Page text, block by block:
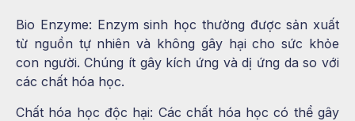
Bio Enzyme: Enzym sinh học thường được sản xuất
từ nguồn tự nhiên và không gây hại cho sức khỏe
con người. Chúng ít gây kích ứng và dị ứng da so với
các chất hóa học.
Chất hóa học độc hại: Các chất hóa học có thể gây